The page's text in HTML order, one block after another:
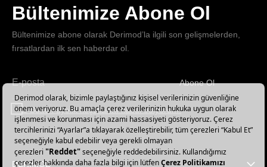
Bültenimize Abone Ol
Bültenimize abone olarak Derimod’la ilgili son gelişmelerden,
fırsatlardan ilk sen haberdar ol.
Haber
bültenimize
abone
olun!
Abone Ol
E-Bülten üyelik koşullarını kabul ediyorum.
DERİMOD